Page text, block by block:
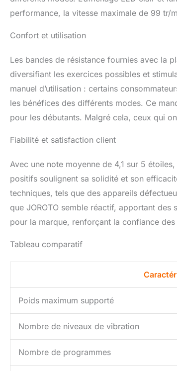
performance, la vitesse maximale de 99 tr/
Confort et utilisation
Les bandes de résistance fournies avec la
diversifiant les exercices possibles et
manuel d’utilisation : certains
les bénéfices des différents modes. Ce
pour les débutants. Malgré cela, ceux qui
Fiabilité et satisfaction client
Avec une note moyenne de 4,1 sur 5
positifs soulignent sa solidité et son
techniques, tels que des appareils
que JOROTO semble réactif, apportant
pour la marque, renforçant la confiance
Tableau comparatif
Poids maximum supporté
Nombre de niveaux de vibration
Nombre de programmes